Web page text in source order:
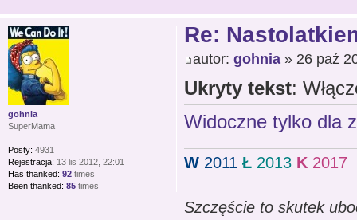
Re:
autor: gohnia» 26 paź
Ukryty tekst:
Widoczne tylko dla
W2011 Ł2013 K2017
Szczęście to skutek
gohnia
SuperMama
Posty: 4931
Rejestracja: 13 lis 2012, 22:01
Has thanked: 92 times
Been thanked: 85 times